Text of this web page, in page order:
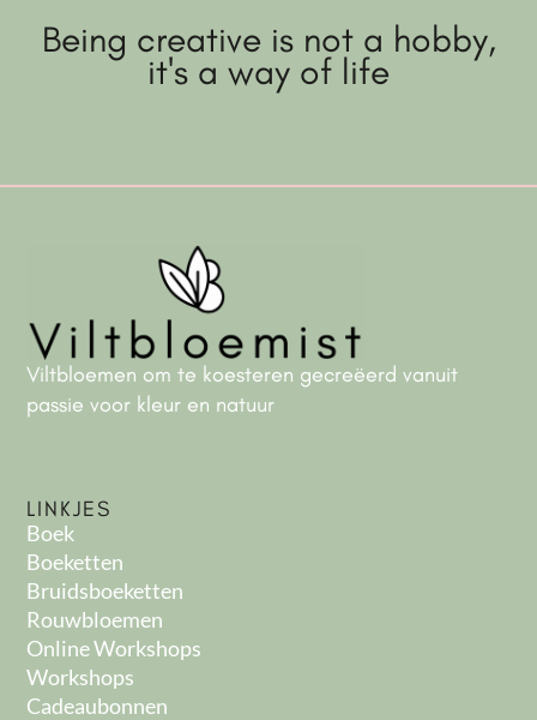
Being creative is not a hobby,
it's a way of life
Viltbloemen om te koesteren gecreëerd vanuit
passie voor kleur en natuur
LINKJES
Boek
Boeketten
Bruidsboeketten
Rouwbloemen
Online Workshops
Workshops
Cadeaubonnen